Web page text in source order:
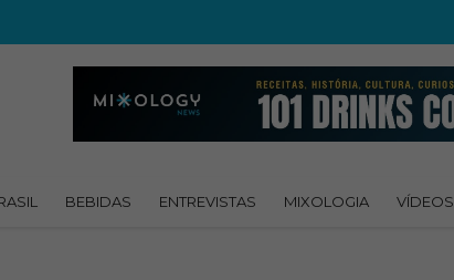
BEBIDAS ENTREVISTAS MIXOLOGIA VÍDEOS